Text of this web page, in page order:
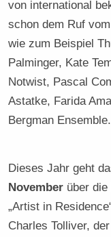
von international
schon dem Ruf
wie zum Beispiel
Palminger, Kate
Notwist, Pascal
Astatke, Farida
Bergman Ensemble.
Dieses Jahr geht
November über die
„Artist in
Charles Tolliver,